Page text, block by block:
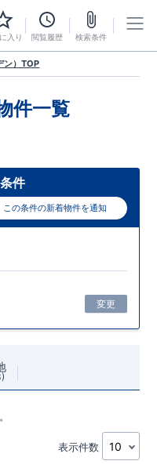
入り 閲覧履歴 検索条件
ン）TOP
件一覧
件
この条件の新着物件を通知
変更
表示件数